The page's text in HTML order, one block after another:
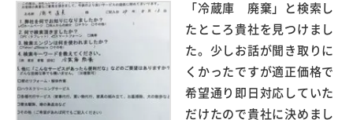
「冷蔵庫 廃棄」と検索し
たところ貴社を見つけまし
た。少しお話が聞き取りに
くかったですが適正価格で
希望通り即日対応していた
だけたので貴社に決めまし